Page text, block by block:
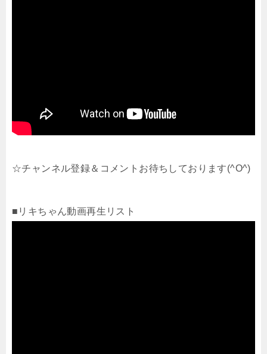
☆チャンネル登録＆コメントお待ちしております(^O^)
■リキちゃん動画再生リスト